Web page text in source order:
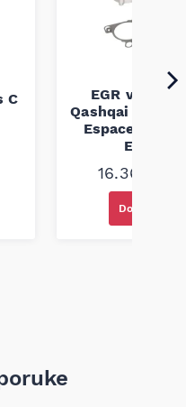
C
EGR ventil
Qashqai X-Trail
Espace 2.0
Engitech
16.360,00
Dodaj u